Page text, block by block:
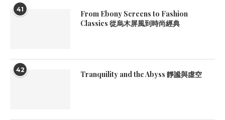
41
From Ebony Screens to Fashion
Classics 從烏木屏風到時尚經典
42 Tranquility and the Abyss 靜謐與虛空